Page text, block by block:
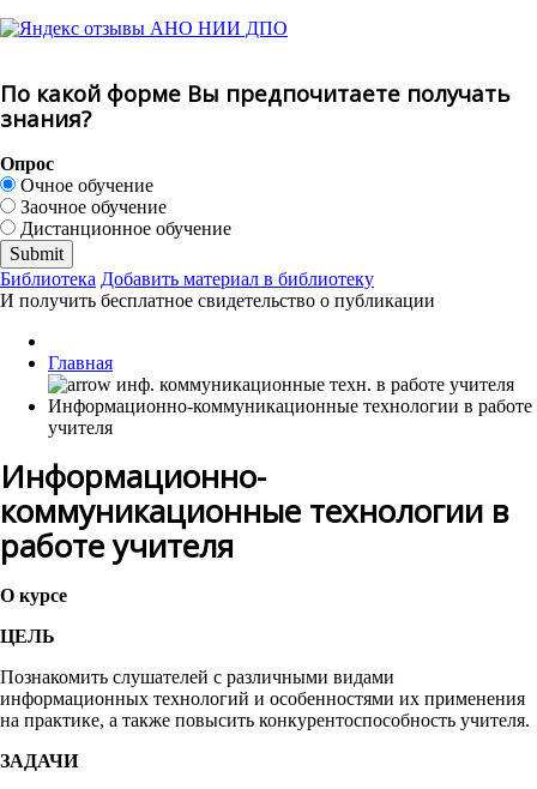
По какой форме Вы предпочитаете получать
знания?
Опрос
Очное обучение
Заочное обучение
Дистанционное обучение
Библиотека Добавить материал в библиотеку
И получить бесплатное свидетельство о публикации
Главная
Информационно-коммуникационные технологии в работе
учителя
Информационно-
коммуникационные технологии в
работе учителя
О курсе
ЦЕЛЬ
Познакомить слушателей с различными видами
информационных технологий и особенностями их применения
на практике, а также повысить конкурентоспособность учителя.
ЗАДАЧИ